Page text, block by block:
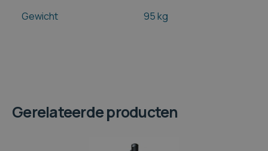
Gewicht 95 kg
Gerelateerde producten